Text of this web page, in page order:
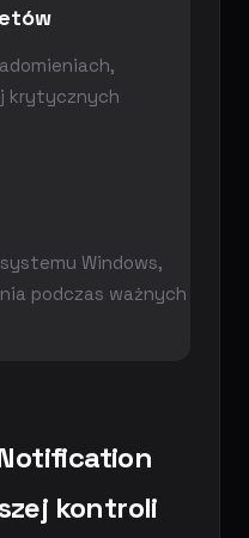
krytycznych
Windows,
podczas ważnych
kontroli